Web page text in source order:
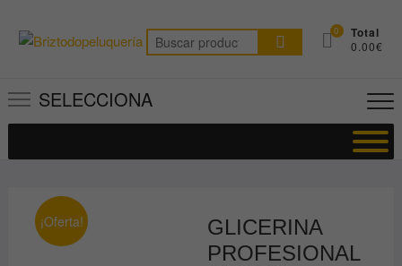
contenido
Buscar
por:
0 Total
0.00€
SELECCIONA
¡Oferta!
GLICERINA
PROFESIONAL